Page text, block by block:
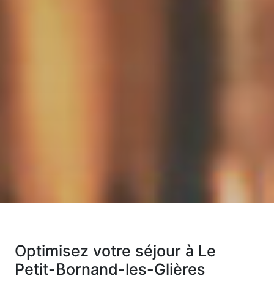
Optimisez votre séjour à Le
Petit-Bornand-les-Glières